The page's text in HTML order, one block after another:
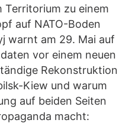
Territorium zu einem
auf NATO-Boden
warnt am 29. Mai auf
vor einem neuen
Rekonstruktion
Kiew und warum
auf beiden Seiten
macht: